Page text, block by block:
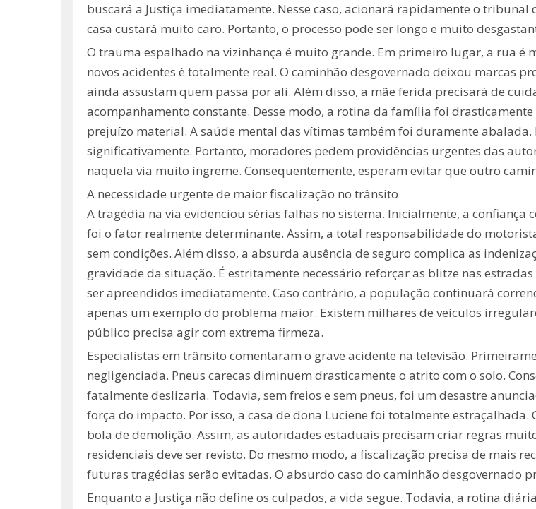
buscará a Justiça imediatamente. Nesse caso, acionará rapidamente o
casa custará muito caro. Portanto, o processo pode ser longo e muito
O trauma espalhado na vizinhança é muito grande. Em primeiro lugar, a rua é
novos acidentes é totalmente real. O caminhão desgovernado deixou marcas
ainda assustam quem passa por ali. Além disso, a mãe ferida precisará de
acompanhamento constante. Desse modo, a rotina da família foi
prejuízo material. A saúde mental das vítimas também foi duramente abalada.
significativamente. Portanto, moradores pedem providências urgentes das
naquela via muito íngreme. Consequentemente, esperam evitar que outro
A necessidade urgente de maior fiscalização no trânsito
A tragédia na via evidenciou sérias falhas no sistema. Inicialmente, a confiança
foi o fator realmente determinante. Assim, a total responsabilidade do
sem condições. Além disso, a absurda ausência de seguro complica as
gravidade da situação. É estritamente necessário reforçar as blitze nas
ser apreendidos imediatamente. Caso contrário, a população continuará
apenas um exemplo do problema maior. Existem milhares de veículos
público precisa agir com extrema firmeza.
Especialistas em trânsito comentaram o grave acidente na televisão.
negligenciada. Pneus carecas diminuem drasticamente o atrito com o solo.
fatalmente deslizaria. Todavia, sem freios e sem pneus, foi um desastre
força do impacto. Por isso, a casa de dona Luciene foi totalmente
bola de demolição. Assim, as autoridades estaduais precisam criar regras
residenciais deve ser revisto. Do mesmo modo, a fiscalização precisa de mais
futuras tragédias serão evitadas. O absurdo caso do caminhão desgovernado
Enquanto a Justiça não define os culpados, a vida segue. Todavia, a rotina